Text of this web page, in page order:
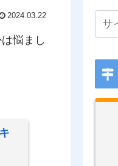
2024.03.22
悩まし